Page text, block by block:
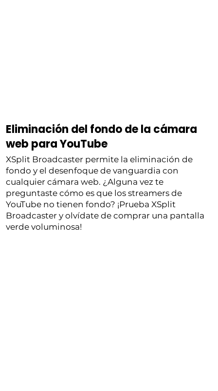
Eliminación del fondo de la cámara
web para YouTube
XSplit Broadcaster permite la eliminación de
fondo y el desenfoque de vanguardia con
cualquier cámara web. ¿Alguna vez te
preguntaste cómo es que los streamers de
YouTube no tienen fondo? ¡Prueba XSplit
Broadcaster y olvídate de comprar una pantalla
verde voluminosa!